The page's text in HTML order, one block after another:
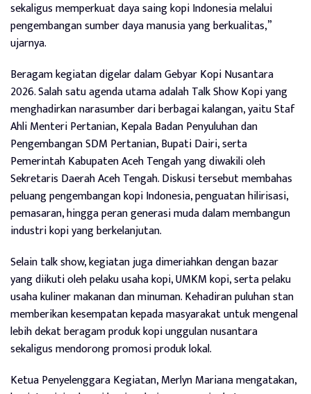
sekaligus memperkuat daya saing kopi Indonesia melalui
pengembangan sumber daya manusia yang berkualitas,”
ujarnya.
Beragam kegiatan digelar dalam Gebyar Kopi Nusantara
2026. Salah satu agenda utama adalah Talk Show Kopi yang
menghadirkan narasumber dari berbagai kalangan, yaitu Staf
Ahli Menteri Pertanian, Kepala Badan Penyuluhan dan
Pengembangan SDM Pertanian, Bupati Dairi, serta
Pemerintah Kabupaten Aceh Tengah yang diwakili oleh
Sekretaris Daerah Aceh Tengah. Diskusi tersebut membahas
peluang pengembangan kopi Indonesia, penguatan hilirisasi,
pemasaran, hingga peran generasi muda dalam membangun
industri kopi yang berkelanjutan.
Selain talk show, kegiatan juga dimeriahkan dengan bazar
yang diikuti oleh pelaku usaha kopi, UMKM kopi, serta pelaku
usaha kuliner makanan dan minuman. Kehadiran puluhan stan
memberikan kesempatan kepada masyarakat untuk mengenal
lebih dekat beragam produk kopi unggulan nusantara
sekaligus mendorong promosi produk lokal.
Ketua Penyelenggara Kegiatan, Merlyn Mariana mengatakan,